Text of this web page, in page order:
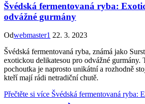
Švédská fermentovaná ryba:
odvážné gurmány
Odwebmaster1 22. 3. 2023
Švédská fermentovaná ryba, známá jako
exotickou delikatesou pro odvážné gurmány.
pochoutka je naprosto unikátní a rozhodně
kteří mají rádi netradiční chutě.
Přečtěte si více Švédská fermentovaná ryba: